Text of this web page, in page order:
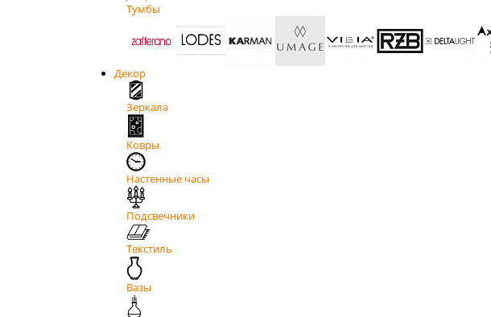
Тумбы
Декор
Зеркала
Ковры
Настенные часы
Подсвечники
Текстиль
Вазы